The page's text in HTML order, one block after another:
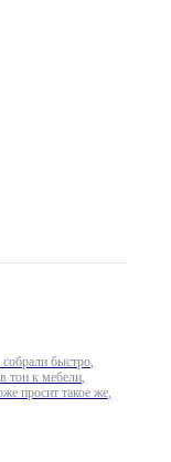
быстро,
тон к мебели,
просит такое же,